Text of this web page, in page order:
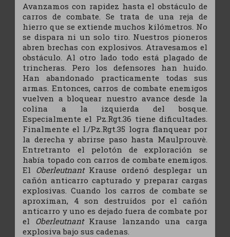
Avanzamos con rapidez hasta el obstáculo de
carros de combate. Se trata de una reja de
hierro que se extiende muchos kilómetros. No
se dispara ni un solo tiro. Nuestros pioneros
abren brechas con explosivos. Atravesamos el
obstáculo. Al otro lado todo está plagado de
trincheras. Pero los defensores han huido.
Han abandonado practicamente todas sus
armas. Entonces, carros de combate enemigos
vuelven a bloquear nuestro avance desde la
colina a la izquierda del bosque.
Especialmente el Pz.Rgt.36 tiene dificultades.
Finalmente el I./Pz.Rgt.35 logra flanquear por
la derecha y abrirse paso hasta Maulprouvè.
Entretranto el pelotón de exploración se
había topado con carros de combate enemigos.
El OberleutnantKrause ordenó desplegar un
cañón anticarro capturado y preparar cargas
explosivas. Cuando los carros de combate se
aproximan, 4 son destruidos por el cañón
anticarro y uno es dejado fuera de combate por
el OberleutnantKrause lanzando una carga
explosiva bajo sus cadenas.